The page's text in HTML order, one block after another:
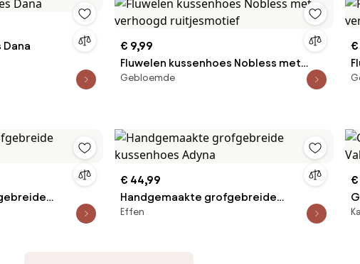
Dana
€ 9,99
Fluwelen kussenhoes Nobless met
verhoogd ruitjesmotief
Gebloemde
€
€ 44,99
Handgemaakte grofgebreide
kussenhoes Adyna
Effen
€